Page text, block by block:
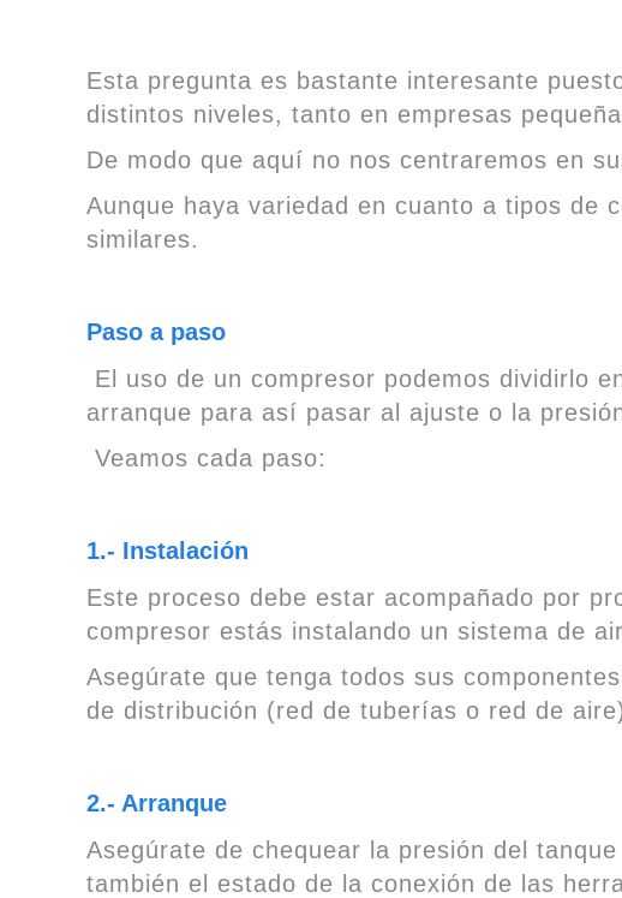
Esta pregunta es bastante interesante
distintos niveles, tanto en empresas
De modo que aquí no nos centraremos en
Aunque haya variedad en cuanto a tipos de
similares.
Paso a paso
El uso de un compresor podemos dividirlo
arranque para así pasar al ajuste o la
Veamos cada paso:
1.- Instalación
Este proceso debe estar acompañado por
compresor estás instalando un sistema de
Asegúrate que tenga todos sus
de distribución (red de tuberías o red de
2.- Arranque
Asegúrate de chequear la presión del
también el estado de la conexión de las